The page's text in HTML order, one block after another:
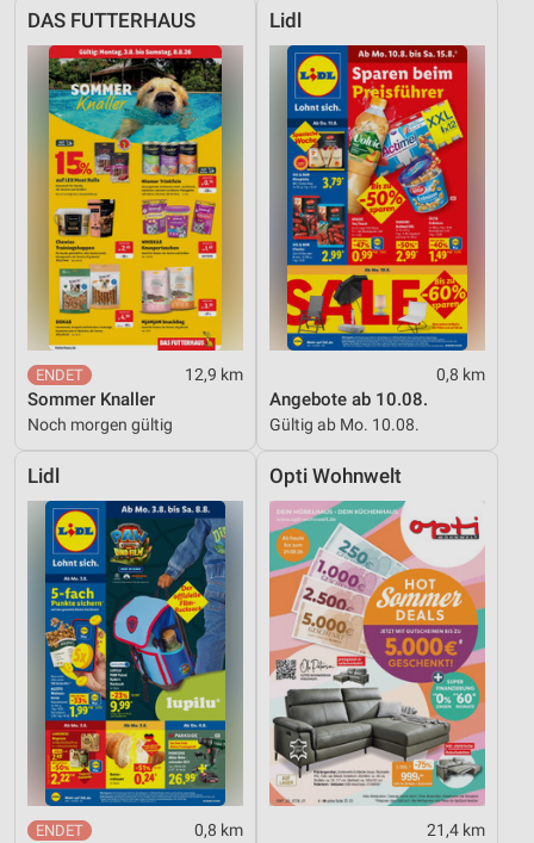
DAS FUTTERHAUS
12,9 km
Sommer Knaller
Noch morgen gültig
Lidl
0,8 km
Angebote ab 10.08.
Gültig ab Mo. 10.08.
Lidl
0,8 km
Opti Wohnwelt
21,4 km